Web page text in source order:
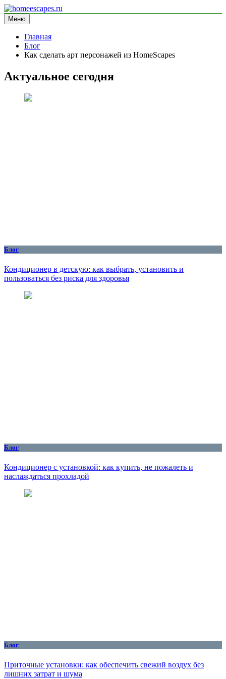
Перейти
к
содержимому
homeescapes.ru
информационный сайт
Меню
Главная
Блог
Как сделать арт персонажей из HomeScapes
Актуальное сегодня
Блог
Кондиционер в детскую: как выбрать, установить и
пользоваться без риска для здоровья
Блог
Кондиционер с установкой: как купить, не пожалеть и
наслаждаться прохладой
Блог
Приточные установки: как обеспечить свежий воздух без
лишних затрат и шума